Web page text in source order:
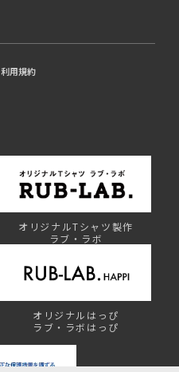
利用規約
オリジナルTシャツ製作
ラブ・ラボ
オリジナルはっぴ
ラブ・ラボはっぴ